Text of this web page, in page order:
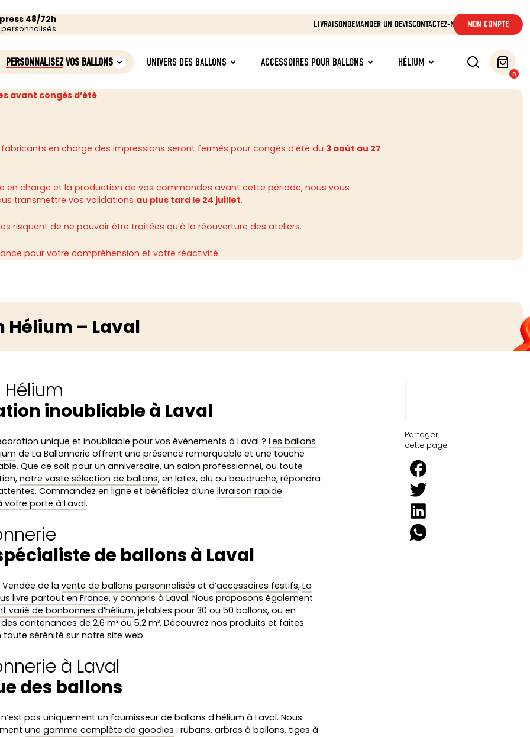
48/72h LIVRAISONDEMANDER UN DEVISCONTACTEZ-NOUS MON COMPTE
PERSONNALISEZVOS BALLONS UNIVERS DES BALLONS ACCESSOIRES POUR BALLONS HÉLIUM
0
avant congés d’été
en charge des impressions seront fermés pour congés d’été du 3 août au 27
en charge et la production de vos commandes avant cette période, nous vous
transmettre vos validations au plus tard le 24 juillet.
risquent de ne pouvoir être traitées qu’à la réouverture des ateliers.
pour votre compréhension et votre réactivité.
Hélium – Laval
inoubliable à Laval
unique et inoubliable pour vos événements à Laval ? Les ballons
de La Ballonnerie offrent une présence remarquable et une touche
Que ce soit pour un anniversaire, un salon professionnel, ou toute
notre vaste sélection de ballons, en latex, alu ou baudruche, répondra
Commandez en ligne et bénéficiez d’une livraison rapide
votre porte à Laval.
de ballons à Laval
de la vente de ballons personnalisés et d’accessoires festifs, La
livre partout en France, y compris à Laval. Nous proposons également
varié de bonbonnes d’hélium, jetables pour 30 ou 50 ballons, ou en
contenances de 2,6 m³ ou 5,2 m³. Découvrez nos produits et faites
toute sérénité sur notre site web.
à Laval
des ballons
pas uniquement un fournisseur de ballons d’hélium à Laval. Nous
une gamme complète de goodies : rubans, arbres à ballons, tiges à
Partager
cette page